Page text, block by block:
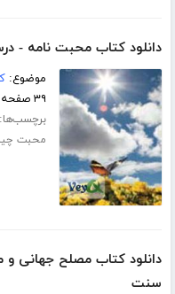
دانلود کتاب محبت نامه -
موضوع:
۳۹ صفحه
محبت
دانلود کتاب مصلح جهانی
سنت